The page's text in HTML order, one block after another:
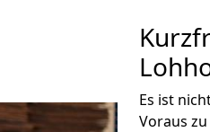
Es ist
Voraus